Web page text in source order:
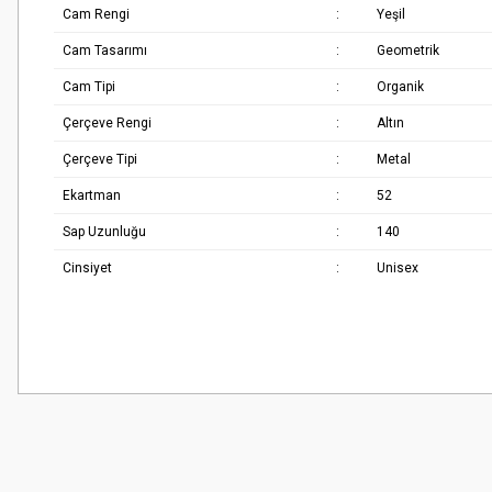
Cam Rengi : Yeşil
Cam Tasarımı : Geometrik
Cam Tipi : Organik
Çerçeve Rengi : Altın
Çerçeve Tipi : Metal
Ekartman : 52
Sap Uzunluğu : 140
Cinsiyet : Unisex
Görüş ve önerileriniz için teşekkür ederiz.